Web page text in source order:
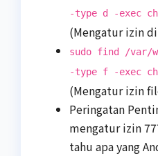
-type d -exec
(Mengatur izin
sudo find /var/
-type f -exec
(Mengatur izin
Peringatan
mengatur izin
tahu apa yang